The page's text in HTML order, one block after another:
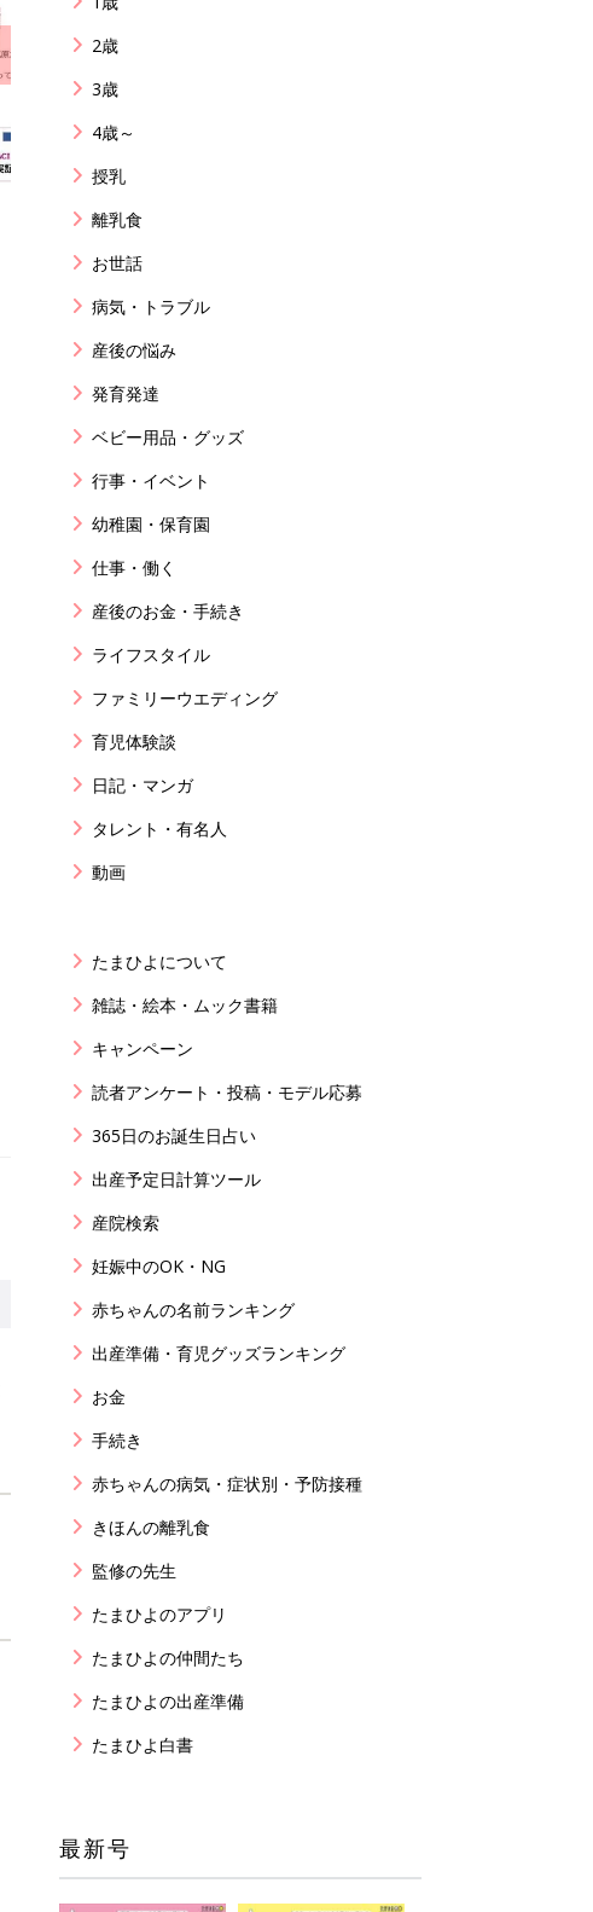
2歳
3歳
4歳～
授乳
離乳食
お世話
病気・トラブル
産後の悩み
発育発達
ベビー用品・グッズ
行事・イベント
幼稚園・保育園
仕事・働く
産後のお金・手続き
ライフスタイル
ファミリーウエディング
育児体験談
日記・マンガ
タレント・有名人
動画
たまひよについて
雑誌・絵本・ムック書籍
キャンペーン
読者アンケート・投稿・モデル応募
365日のお誕生日占い
出産予定日計算ツール
産院検索
妊娠中のOK・NG
赤ちゃんの名前ランキング
出産準備・育児グッズランキング
お金
手続き
赤ちゃんの病気・症状別・予防接種
きほんの離乳食
監修の先生
たまひよのアプリ
たまひよの仲間たち
たまひよの出産準備
たまひよ白書
最新号